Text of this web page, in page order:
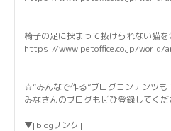
椅子の足に挟まって抜けられない猫
https://www.petoffice.co.jp/world/
☆“みんなで作る”ブログコンテンツ
みなさんのブログもぜひ登録してくだ
▼[blogリンク]